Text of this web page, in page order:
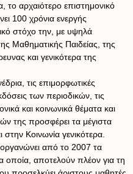
αρχαιότερο επιστημονικό
100 χρόνια ενεργής
στόχο την, με υψηλά
Μαθηματικής Παιδείας, της
και γενικότερα της
τις επιμορφωτικές
των περιοδικών, τις
και κοινωνικά θέματα και
της προσφέρει τα μέγιστα
Κοινωνία γενικότερα.
από το 2007 τα
οποία, αποτελούν πλέον για τη